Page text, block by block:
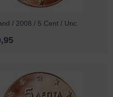
/ 2008 / 5 Cent / Unc